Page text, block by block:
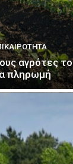
αγρότες
πληρωμή